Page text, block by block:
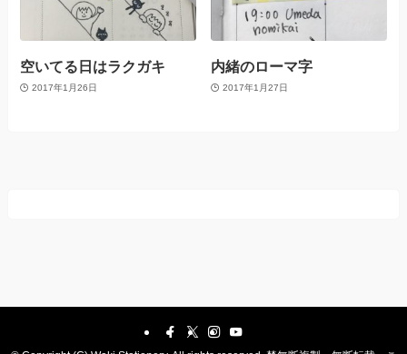
空いてる日はラクガキ
2017年1月26日
内緒のローマ字
2017年1月27日